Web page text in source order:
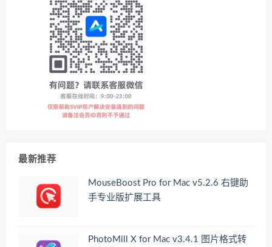
最新推荐
MouseBoost Pro for Mac v5.2.6 右键助
手专业版扩展工具
PhotoMill X for Mac v3.4.1 图片格式转